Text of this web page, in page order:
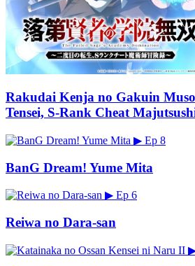
Rakudai Kenja no Gakuin
Tensei, S-Rank Cheat
▶ Ep 8
BanG Dream! Yume Mita
▶ Ep 6
Reiwa no Dara-san